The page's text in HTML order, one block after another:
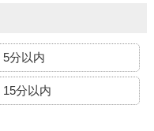
5分以内
15分以内